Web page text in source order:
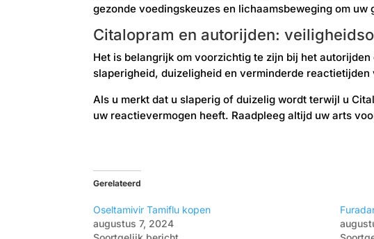
gezonde voedingskeuzes en lichaamsbeweging om
Citalopram en autorijden:
Het is belangrijk om voorzichtig te zijn bij het
slaperigheid, duizeligheid en verminderde
Als u merkt dat u slaperig of duizelig wordt terwijl u
uw reactievermogen heeft. Raadpleeg altijd uw arts
Gerelateerd
Oseltamivir Tamiflu kopen
augustus 7, 2024